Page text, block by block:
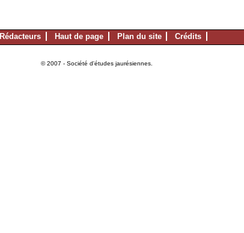
Rédacteurs Haut de page Plan du site Crédits
© 2007 - Société d'études jaurésiennes.